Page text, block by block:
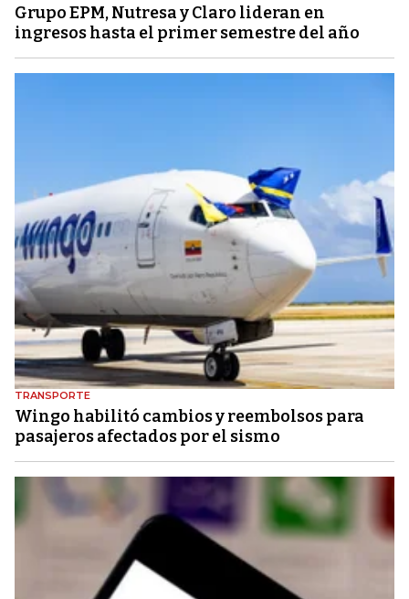
Grupo EPM, Nutresa y Claro lideran en
ingresos hasta el primer semestre del año
TRANSPORTE
Wingo habilitó cambios y reembolsos para
pasajeros afectados por el sismo